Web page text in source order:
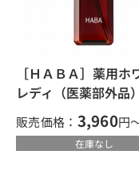
［ＨＡＢＡ］薬用ホ
レディ（医薬部外品）
販売価格： 3,960円
在庫なし